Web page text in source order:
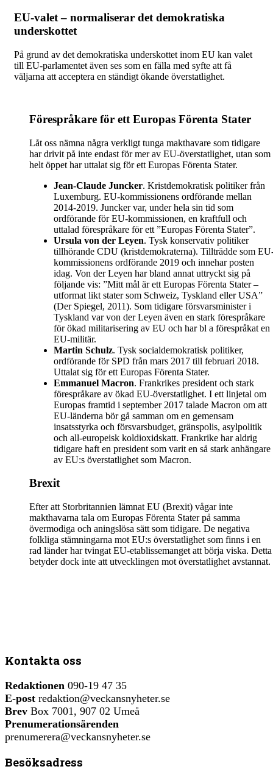
EU-valet – normaliserar det demokratiska
underskottet
På grund av det demokratiska underskottet inom EU kan valet
till EU-parlamentet även ses som en fälla med syfte att få
väljarna att acceptera en ständigt ökande överstatlighet.
Förespråkare för ett Europas Förenta Stater
Låt oss nämna några verkligt tunga makthavare som tidigare
har drivit på inte endast för mer av EU-överstatlighet, utan som
helt öppet har uttalat sig för ett Europas Förenta Stater.
Jean-Claude Juncker. Kristdemokratisk politiker från
Luxemburg. EU-kommissionens ordförande mellan
2014-2019. Juncker var, under hela sin tid som
ordförande för EU-kommissionen, en kraftfull och
uttalad förespråkare för ett ”Europas Förenta Stater”.
Ursula von der Leyen. Tysk konservativ politiker
tillhörande CDU (kristdemokraterna). Tillträdde som
kommissionens ordförande 2019 och innehar posten
idag. Von der Leyen har bland annat uttryckt sig på
följande vis: ”Mitt mål är ett Europas Förenta Stater –
utformat likt stater som Schweiz, Tyskland eller USA”
(Der Spiegel, 2011). Som tidigare försvarsminister i
Tyskland var von der Leyen även en stark förespråkare
för ökad militarisering av EU och har bl a förespråkat en
EU-militär.
Martin Schulz. Tysk socialdemokratisk politiker,
ordförande för SPD från mars 2017 till februari 2018.
Uttalat sig för ett Europas Förenta Stater.
Emmanuel Macron. Frankrikes president och stark
förespråkare av ökad EU-överstatlighet. I ett linjetal om
Europas framtid i september 2017 talade Macron om att
EU-länderna bör gå samman om en gemensam
insatsstyrka och försvarsbudget, gränspolis, asylpolitik
och all-europeisk koldioxidskatt. Frankrike har aldrig
tidigare haft en president som varit en så stark anhängare
av EU:s överstatlighet som Macron.
Brexit
Efter att Storbritannien lämnat EU (Brexit) vågar inte
makthavarna tala om Europas Förenta Stater på samma
övermodiga och aningslösa sätt som tidigare. De negativa
folkliga stämningarna mot EU:s överstatlighet som finns i en
rad länder har tvingat EU-etablissemanget att börja viska. Detta
betyder dock inte att utvecklingen mot överstatlighet avstannat.
Kontakta oss
Redaktionen 090-19 47 35
E-post redaktion@veckansnyheter.se
Brev Box 7001, 907 02 Umeå
Prenumerationsärenden
prenumerera@veckansnyheter.se
Besöksadress